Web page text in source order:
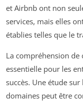
et Airbnb ont non
services, mais elles
établies telles que le
La compréhension de
essentielle pour les
succès. Une étude
domaines peut être